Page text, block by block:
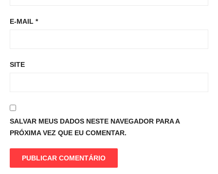
E-MAIL *
SITE
SALVAR MEUS DADOS NESTE NAVEGADOR PARA A
PRÓXIMA VEZ QUE EU COMENTAR.